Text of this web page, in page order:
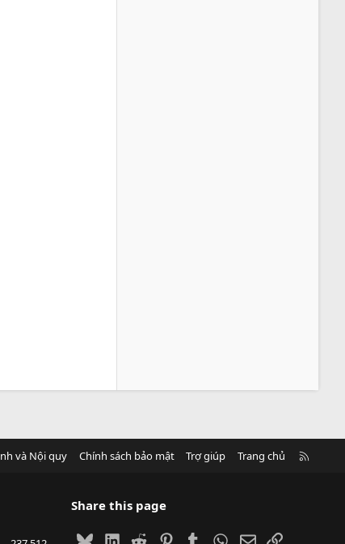
và Nội quy Chính sách bảo mật Trợ giúp Trang chủ
Share this page
BlueskyLinkedIn
Reddit PinterestTumblrWhatsApp
EmailLink